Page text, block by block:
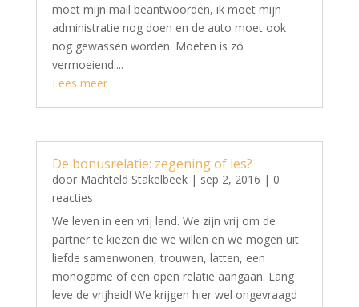
moet mijn mail beantwoorden, ik moet mijn
administratie nog doen en de auto moet ook
nog gewassen worden. Moeten is zó
vermoeiend....
Lees meer
De bonusrelatie: zegening of les?
door Machteld Stakelbeek| sep 2, 2016 | 0
reacties
We leven in een vrij land. We zijn vrij om de
partner te kiezen die we willen en we mogen uit
liefde samenwonen, trouwen, latten, een
monogame of een open relatie aangaan. Lang
leve de vrijheid! We krijgen hier wel ongevraagd